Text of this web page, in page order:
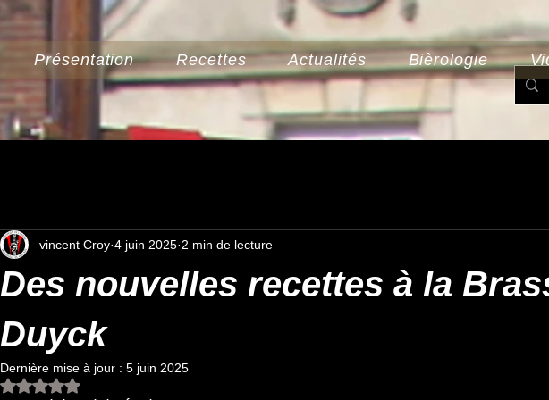
Présentation Recettes Actualités Bièrologie
Des nouvelles recettes à la
Duyck
vincent Croy 4 juin 2025 2 min de lecture
Dernière mise à jour : 5 juin 2025
Noté NaN étoiles sur 5.